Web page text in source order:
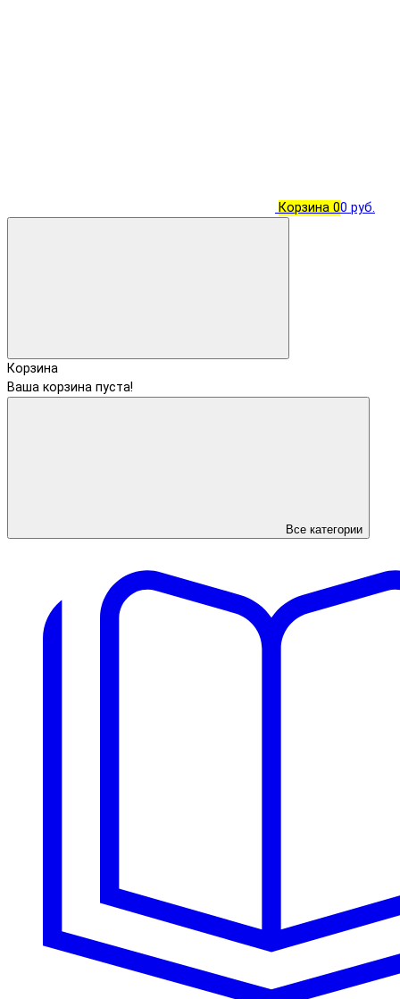
Корзина 00 руб.
Корзина
Ваша корзина пуста!
Все категории